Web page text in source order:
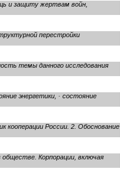
и защиту жертвам войн,
перестройки
темы данного исследования
энергетики, · состояние
кооперации России. 2. Обоснование
Корпорации, включая